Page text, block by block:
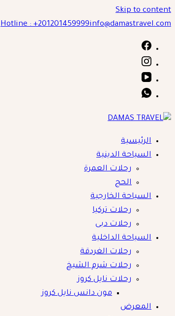
Skip to content
Hotline : +201201459999info@damastravel.com
DAMAS TRAVEL
الرئيسية
السياحة الدينية
رحلات العمرة
الحج
السياحة الخارجية
رحلات تركيا
رحلات دبى
السياحة الداخلية
رحلات الغردقة
رحلات شرم الشيخ
رحلات نايل كروز
مون دانس نايل كروز
المعرض